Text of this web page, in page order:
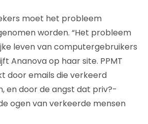
moet het probleem
worden. “Het probleem
leven van computergebruikers
Ananova op haar site. PPMT
door emails die verkeerd
en door de angst dat priv?-
ogen van verkeerde mensen